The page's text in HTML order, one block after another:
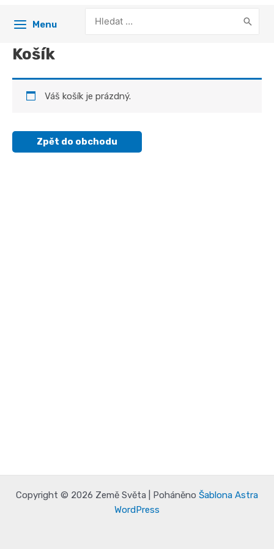
Menu
for:
Košík
Váš košík je prázdný.
Zpět do obchodu
Copyright © 2026 Země Světa | Poháněno Šablona Astra
WordPress